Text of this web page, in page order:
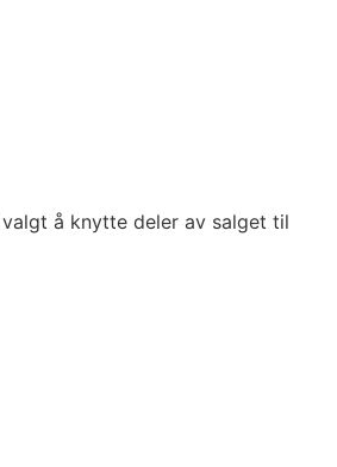
å knytte deler av salget til